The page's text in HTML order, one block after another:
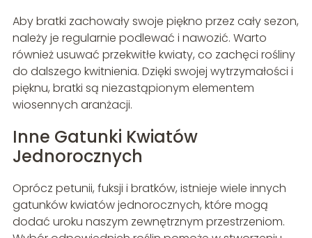
Aby bratki zachowały swoje piękno przez cały sezon,
należy je regularnie podlewać i nawozić. Warto
również usuwać przekwitłe kwiaty, co zachęci rośliny
do dalszego kwitnienia. Dzięki swojej wytrzymałości i
pięknu, bratki są niezastąpionym elementem
wiosennych aranżacji.
Inne Gatunki Kwiatów
Jednorocznych
Oprócz petunii, fuksji i bratków, istnieje wiele innych
gatunków kwiatów jednorocznych, które mogą
dodać uroku naszym zewnętrznym przestrzeniom.